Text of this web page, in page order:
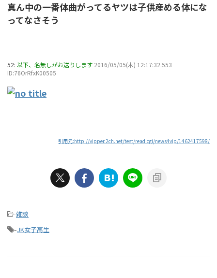
真ん中の一番体曲がってるヤツは子供産める体にな
ってなさそう
52: 以下、名無しがお送りします 2016/05/05(木) 12:17:32.553
ID:76OrRfxK00505
引用元:http://vipper.2ch.net/test/read.cgi/news4vip/1462417598/
-雑談
-JK女子高生